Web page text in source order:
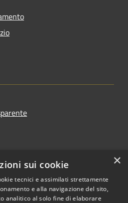
×
sui cookie
tecnici e assimilati strettamente
e alla navigazione del sito,
analitico al solo fine di elaborare